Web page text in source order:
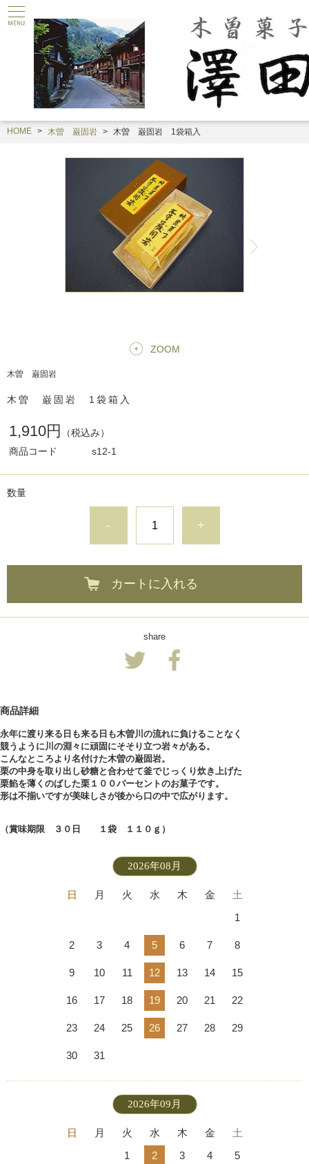
HOME 木曽 巌固岩 木曽 巌固岩 1袋箱入
ZOOM
木曽 巌固岩
木曽 巌固岩 1袋箱入
1,910円
（税込み）
商品コード
s12-1
数量
- +
カートに入れる
share
商品詳細
永年に渡り来る日も来る日も木曽川の流れに負けることなく
競うように川の淵々に頑固にそそり立つ岩々がある。
こんなところより名付けた木曽の巌固岩。
栗の中身を取り出し砂糖と合わせて釜でじっくり炊き上げた
栗餡を薄くのばした栗１００パーセントのお菓子です。
形は不揃いですが美味しさが後から口の中で広がります。
（賞味期限 ３０日 １袋 １１０ｇ）
2026年08月
日 月 火 水 木 金
土
1
2 3 4 5 6 7 8
9 10 11 12 13 14 15
16 17 18 19 20 21 22
23 24 25 26 27 28 29
30 31
2026年09月
日 月 火 水 木 金
土
1
2 3 4 5